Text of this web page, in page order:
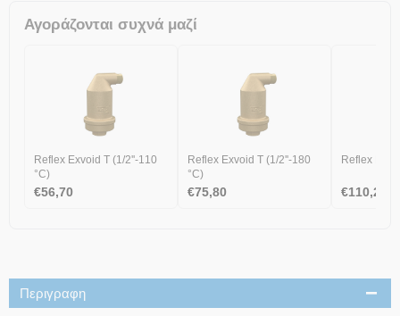
Αγοράζονται συχνά μαζί
Reflex Exvoid T (1/2''-110
°C)
€56,70
Reflex Exvoid T (1/2''-180
°C)
€75,80
Reflex
€110,20
Περιγραφη